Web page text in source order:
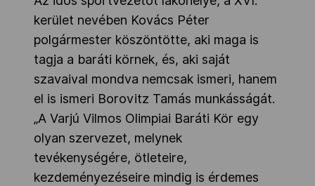
Adatbank
kerület nevében Kovács Péter
polgármester köszöntötte, aki maga is
tagja a baráti körnek, és, aki saját
szavaival mondva nemcsak ismeri, hanem
el is ismeri Borovitz Tamás munkásságát.
„A Varjú Vilmos Olimpiai Baráti Kör egy
olyan szervezet, melynek
tevékenységére, ötleteire,
kezdeményezéseire mindig is érdemes